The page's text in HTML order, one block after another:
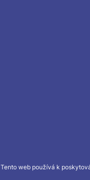
Tento web používá k